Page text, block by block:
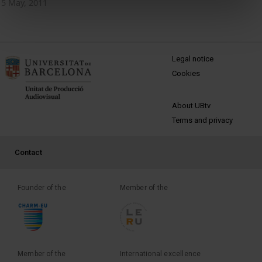
5 May, 2011
MENÚ PEU 1
Legal notice
Cookies
PEU 2
About UBtv
Terms and privacy
PEU 3
Contact
Founder of the Member of the
Member of the International excellence